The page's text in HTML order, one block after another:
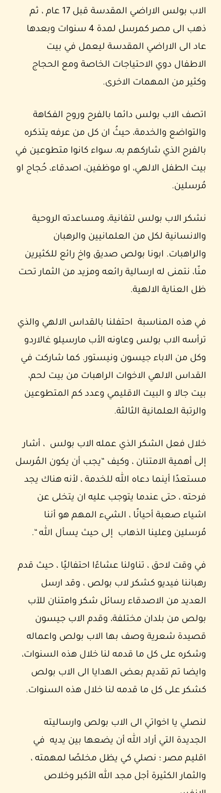
الاب بولس الاراضي المقدسة قبل 17 عام ، ثم
ذهب الى مصر كمرسل لمدة 4 سنوات وبعدها
عاد الى الاراضي المقدسة ليعمل في بيت
الاطفال دوي الاحتياجات الخاصة ومع الحجاج
وكثير من المهمات الاخرى.
اتصف الاب بولس دائما بالفرح وروح الفكاهة
والتواضع والخدمة، حيثُ ان كل من عرفه يتذكره
بالفرح الذي شاركهم به، سواء كانوا متطوعين في
بيت الطفل الالهي، او موظفين، اصدقاء، حُجاج او
مُرسلين.
نشكر الاب بولس لتفانية، ومساعدته الروحية
والانسانية لكل من العلمانيين والرهبان
والراهبات. ابونا بولص صديق واخ رائع للكثيرين
منّا، نتمنى له ارسالية رائعه ومزيد من الثمار تحت
ظل العناية الالهية.
في هذه المناسبة احتفلنا بالقداس الالهي والذي
ترأسه الاب بولس وعاونه الأب مارسيلو غالاردو
وكل من الاباء جيسون ونيستور. كما شاركت في
القداس الالهي الاخوات الراهبات من بيت لحم،
بيت جالا و البيت الاقليمي وعدد كم المتطوعين
والرتبة العلمانية الثالثة.
خلال فعل الشكر الذي عمله الاب بولس ، أشار
إلى أهمية الامتنان ، وكيف “يجب أن يكون المُرسل
مستعدًا أينما دعاه الله للخدمة ، لأنه هناك يجد
فرحته ، حتى عندما يتوجب عليه ان يتخلى عن
اشياء صعبة أحيانًا ، الشيء المهم هو أننا
مُرسلين وعلينا الذهاب إلى حيث يسأل الله “.
في وقت لاحق ، تناولنا عشاءًا احتفاليًا ، حيث قدم
رهباننا فيديو كشكر لاب بولص ، وقد ارسل
العديد من الاصدقاء رسائل شكر وامتنان للآب
بولص من بلدان مختلفة، وقدم الاب جيسون
قصيدة شعرية وصف بها الاب بولص واعماله
وشكره على كل ما قدمه لنا خلال هذه السنوات،
وايضا تم تقديم بعض الهدايا الى الاب بولص
كشكر على كل ما قدمه لنا خلال هذه السنوات.
لنصلي يا اخواتي الى الاب بولص وارساليته
الجديدة التي أراد الله أن يضعها بين يديه في
اقليم مصر ؛ نصلي كي يظل مخلصًا لمهمته ،
والثمار الكثيرة أجل مجد الله الأكبر وخلاص